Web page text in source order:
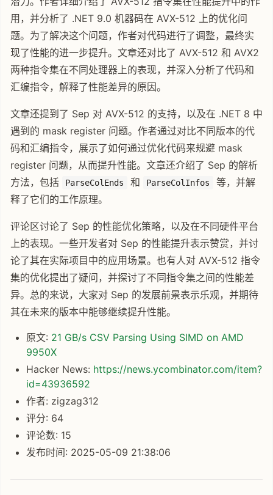
用，并分析了 .NET 9.0 机器码在 AVX-512 上的优化问
题。为了解决这个问题，作者对代码进行了调整，最终实
现了性能的进一步提升。文章还对比了 AVX-512 和 AVX2
两种指令集在不同处理器上的表现，并深入分析了代码和
汇编指令，解释了性能差异的原因。
文章还提到了 Sep 对 AVX-512 的支持，以及在 .NET 8 中
遇到的 mask register 问题。作者通过对比不同版本的代
码和汇编指令，展示了如何通过优化代码来规避 mask
register 问题，从而提升性能。文章还介绍了 Sep 的解析
方法，包括
ParseColEnds 和 ParseColInfos
等，并解
释了它们的工作原理。
评论区讨论了 Sep 的性能优化策略，以及在不同硬件平台
上的表现。一些开发者对 Sep 的性能提升表示赞赏，并讨
论了其在实际项目中的应用场景。也有人对 AVX-512 指令
集的优化提出了疑问，并探讨了不同指令集之间的性能差
异。总的来说，大家对 Sep 的发展前景表示乐观，并期待
其在未来的版本中能够继续提升性能。
原文: 21 GB/s CSV Parsing Using SIMD on AMD
9950X
Hacker News: https://news.ycombinator.com/item?
id=43936592
作者: zigzag312
评分: 64
评论数: 15
发布时间: 2025-05-09 21:38:06